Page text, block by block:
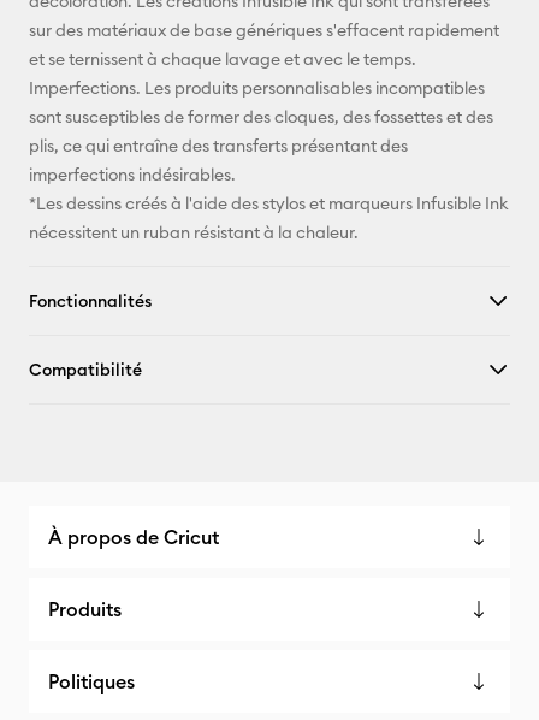
sur des matériaux de base génériques s'effacent rapidement
et se ternissent à chaque lavage et avec le temps.
Imperfections. Les produits personnalisables incompatibles
sont susceptibles de former des cloques, des fossettes et des
plis, ce qui entraîne des transferts présentant des
imperfections indésirables.
*Les dessins créés à l'aide des stylos et marqueurs Infusible Ink
nécessitent un ruban résistant à la chaleur.
Fonctionnalités
Compatibilité
À propos de Cricut
Produits
Politiques